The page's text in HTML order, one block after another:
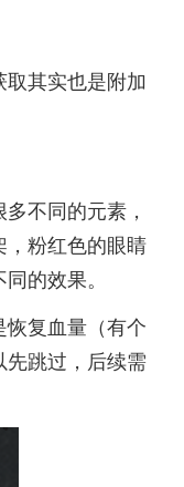
其实也是附加
不同的元素，
，粉红色的眼睛
的效果。
恢复血量（有个
先跳过，后续需